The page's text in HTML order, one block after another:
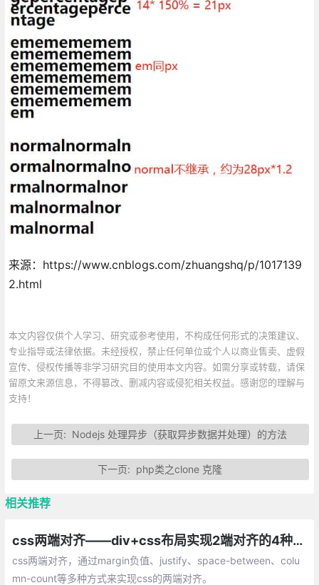
来源：https://www.cnblogs.com/zhuangshq/p/1017139
2.html
本文内容仅供个人学习、研究或参考使用，不构成任何形式的决策建议、
专业指导或法律依据。未经授权，禁止任何单位或个人以商业售卖、虚假
宣传、侵权传播等非学习研究目的使用本文内容。如需分享或转载，请保
留原文来源信息，不得篡改、删减内容或侵犯相关权益。感谢您的理解与
支持！
上一页: Nodejs 处理异步（获取异步数据并处理）的方法
下一页: php类之clone 克隆
相关推荐
css两端对齐——div+css布局实现2端对齐的4种方法总结
css两端对齐，通过margin负值、justify、space-between、colu
mn-count等多种方式来实现css的两端对齐。